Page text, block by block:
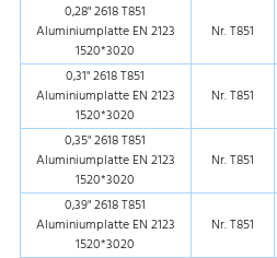
0,28" 2618 T851
Aluminiumplatte EN 2123
1520*3020
Nr. T851
0,31" 2618 T851
Aluminiumplatte EN 2123
1520*3020
Nr. T851
0,35" 2618 T851
Aluminiumplatte EN 2123
1520*3020
Nr. T851
0,39" 2618 T851
Aluminiumplatte EN 2123
1520*3020
Nr. T851